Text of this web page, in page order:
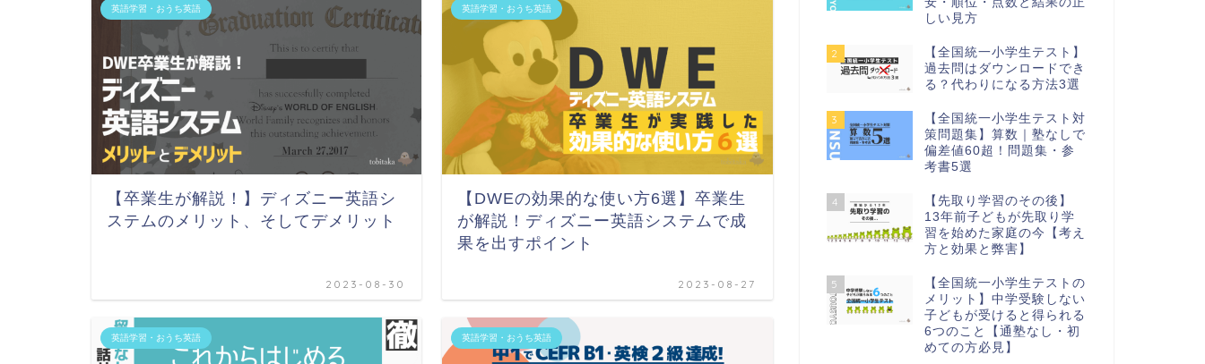
英語学習・おうち英語
【卒業生が解説！】ディズニー英語シ
ステムのメリット、そしてデメリット
2023-08-30
英語学習・おうち英語
【DWEの効果的な使い方6選】卒業生
が解説！ディズニー英語システムで成
果を出すポイント
2023-08-27
英語学習・おうち英語 英語学習・おうち英語
しい見方
2
【全国統一小学生テスト】
過去問はダウンロードでき
る？代わりになる方法3選
3
【全国統一小学生テスト対
策問題集】算数｜塾なしで
偏差値60超！問題集・参
考書5選
4
【先取り学習のその後】
13年前子どもが先取り学
習を始めた家庭の今【考え
方と効果と弊害】
5
【全国統一小学生テストの
メリット】中学受験しない
子どもが受けると得られる
6つのこと【通塾なし・初
めての方必見】